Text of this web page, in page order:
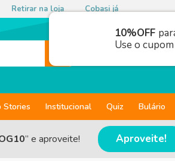
Retirar na loja Cobasi já
Stories Institucional Quiz Bulário
” e aproveite! Aproveite!
10%OFF
Use o cupom